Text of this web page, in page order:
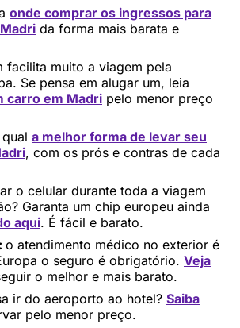
onde comprar os ingressos para
da forma mais barata e
facilita muito a viagem pela
Se pensa em alugar um, leia
carro em Madri pelo menor preço
a melhor forma de levar seu
, com os prós e contras de cada
o celular durante toda a viagem
Garanta um chip europeu ainda
aqui. É fácil e barato.
o atendimento médico no exterior é
o seguro é obrigatório. Veja
o melhor e mais barato.
ir do aeroporto ao hotel? Saiba
pelo menor preço.